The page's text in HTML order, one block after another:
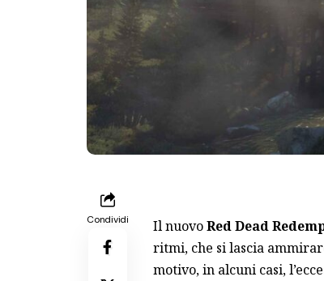
Condividi Il nuovoRed Dead
ritmi, che si lascia
motivo, in alcuni casi,